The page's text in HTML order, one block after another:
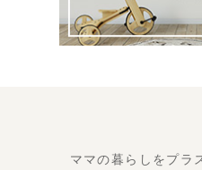
ママの暮らしをプラ